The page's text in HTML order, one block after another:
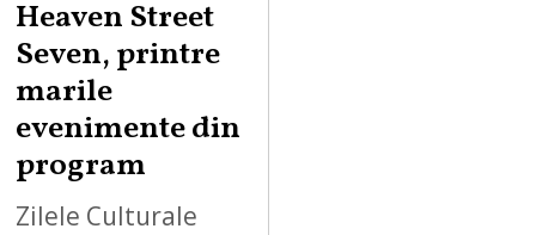
0
Heaven Street
Seven, printre
marile
evenimente din
program
Zilele Culturale